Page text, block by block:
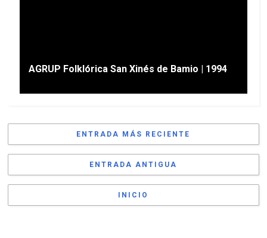
AGRUP Folklórica San Xinés de Bamio | 1994
ENTRADA MÁS RECIENTE
ENTRADA ANTIGUA
INICIO